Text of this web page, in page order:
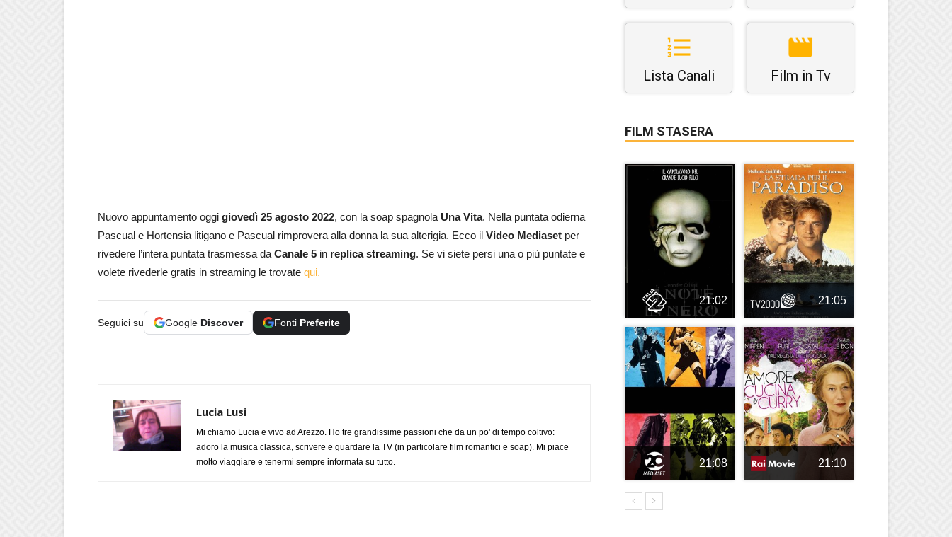
Nuovo appuntamento oggi giovedì 25 agosto 2022, con la soap spagnola Una Vita. Nella puntata odierna
Pascual e Hortensia litigano e Pascual rimprovera alla donna la sua alterigia. Ecco il Video Mediaset per
rivedere l’intera puntata trasmessa da Canale 5 in replica streaming. Se vi siete persi una o più puntate e
volete rivederle gratis in streaming le trovate qui.
Seguici su Google Discover Fonti Preferite
Lucia Lusi
Mi chiamo Lucia e vivo ad Arezzo. Ho tre grandissime passioni che da un po' di tempo coltivo:
adoro la musica classica, scrivere e guardare la TV (in particolare film romantici e soap). Mi piace
molto viaggiare e tenermi sempre informata su tutto.
Lista Canali Film in Tv
FILM STASERA
21:02 21:05
21:08 21:10